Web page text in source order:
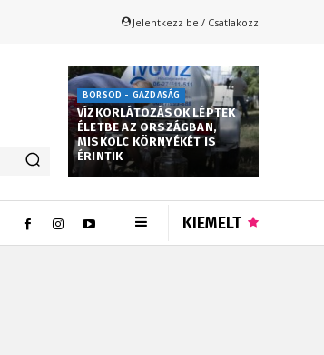
Jelentkezz be / Csatlakozz
BORSOD - GAZDASÁG
VÍZKORLÁTOZÁSOK LÉPTEK
ÉLETBE AZ ORSZÁGBAN,
MISKOLC KÖRNYÉKÉT IS
ÉRINTIK
KIEMELT